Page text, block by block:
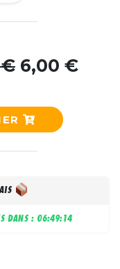
6,00 €
DANS : 06:49:14